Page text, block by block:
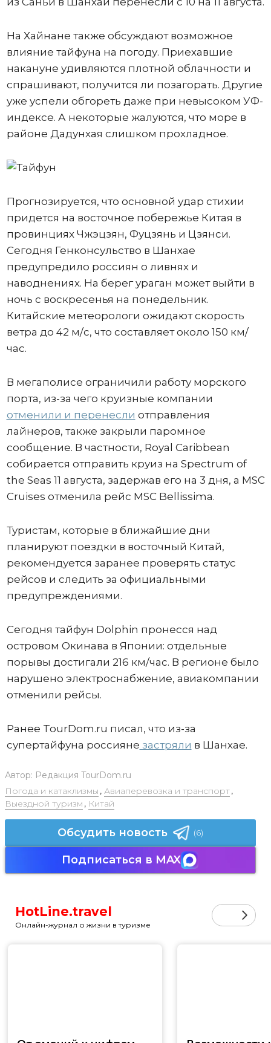
На Хайнане также обсуждают возможное
влияние тайфуна на погоду. Приехавшие
накануне удивляются плотной облачности и
спрашивают, получится ли позагорать. Другие
уже успели обгореть даже при невысоком УФ-
индексе. А некоторые жалуются, что море в
районе Дадунхая слишком прохладное.
Прогнозируется, что основной удар стихии
придется на восточное побережье Китая в
провинциях Чжэцзян, Фуцзянь и Цзянси.
Сегодня Генконсульство в Шанхае
предупредило россиян о ливнях и
наводнениях. На берег ураган может выйти в
ночь с воскресенья на понедельник.
Китайские метеорологи ожидают скорость
ветра до 42 м/с, что составляет около 150 км/
час.
В мегаполисе ограничили работу морского
порта, из-за чего круизные компании
отменили и перенесли отправления
лайнеров, также закрыли паромное
сообщение. В частности, Royal Caribbean
собирается отправить круиз на Spectrum of
the Seas 11 августа, задержав его на 3 дня, а MSC
Cruises отменила рейс MSC Bellissima.
Туристам, которые в ближайшие дни
планируют поездки в восточный Китай,
рекомендуется заранее проверять статус
рейсов и следить за официальными
предупреждениями.
Сегодня тайфун Dolphin пронесся над
островом Окинава в Японии: отдельные
порывы достигали 216 км/час. В регионе было
нарушено электроснабжение, авиакомпании
отменили рейсы.
Ранее TourDom.ru писал, что из-за
супертайфуна россияне застряли в Шанхае.
Автор: Редакция TourDom.ru
Погода и катаклизмы , Авиаперевозка и транспорт,
Выездной туризм , Китай
Обсудить новость (6)
Подписаться в MAX
HotLine.travel
Онлайн-журнал о жизни в туризме